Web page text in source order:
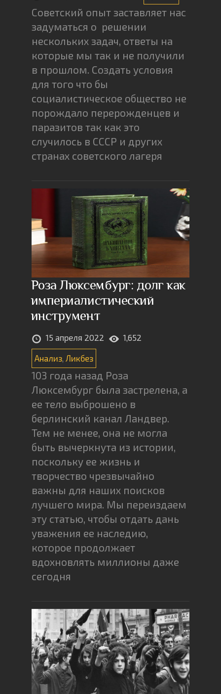
Советский опыт заставляет нас
задуматься о решении
нескольких задач, ответы на
которые мы так и не получили
в прошлом. Создать условия
для того что бы
социалистическое общество не
порождало перерожденцев и
паразитов так как это
случилось в СССР и других
странах советского лагеря
Роза Люксембург: долг как
империалистический
инструмент
15 апреля 2022 1,652
Анализ, Ликбез
103 года назад Роза
Люксембург была застрелена, а
ее тело выброшено в
берлинский канал Ландвер.
Тем не менее, она не могла
быть вычеркнута из истории,
поскольку ее жизнь и
творчество чрезвычайно
важны для наших поисков
лучшего мира. Мы переиздаем
эту статью, чтобы отдать дань
уважения ее наследию,
которое продолжает
вдохновлять миллионы даже
сегодня